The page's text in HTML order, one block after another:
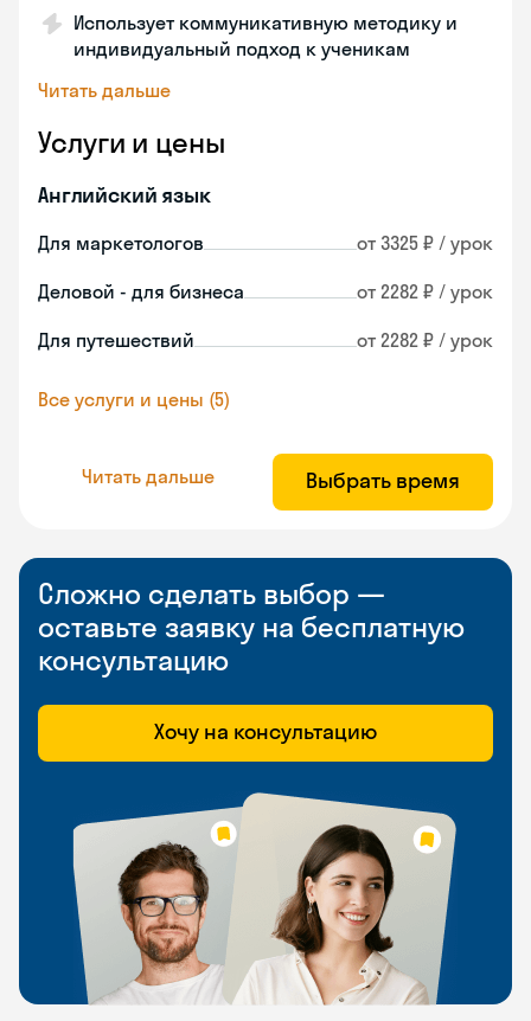
Использует коммуникативную методику и
индивидуальный подход к ученикам
Читать дальше
Услуги и цены
Английский язык
Для маркетологов от 3325 ₽ / урок
Деловой - для бизнеса от 2282 ₽ / урок
Для путешествий от 2282 ₽ / урок
Все услуги и цены (5)
Читать дальше Выбрать время
Сложно сделать выбор —
оставьте заявку на бесплатную
консультацию
Хочу на консультацию